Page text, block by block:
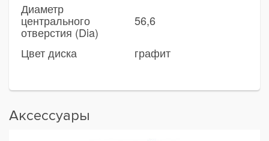
Диаметр
центрального
отверстия (Dia)
56,6
Цвет диска графит
Аксессуары